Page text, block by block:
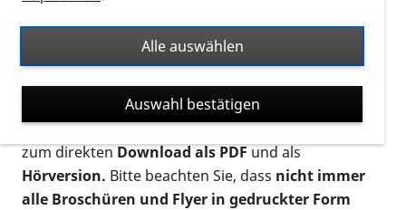
Ort. Nutzen Sie den Formatfilter, um ausschließlich
nach Flyern und Broschüren, Audios oder Videos zu
suchen. Die meisten Flyer und Broschüren werden in
verschiedenen Formaten angeboten: zur
postalischen Bestellung als gedruckte Variante
zum direktenDownload als PDFund als
Hörversion. Bitte beachten Sie, dass nicht immer
alle Broschüren und Flyer in gedruckter Form
Alle auswählen
Auswahl bestätigen